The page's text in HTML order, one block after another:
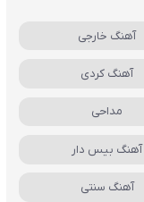
آهنگ خارجی
آهنگ کردی
مداحی
آهنگ بیس دار
آهنگ سنتی